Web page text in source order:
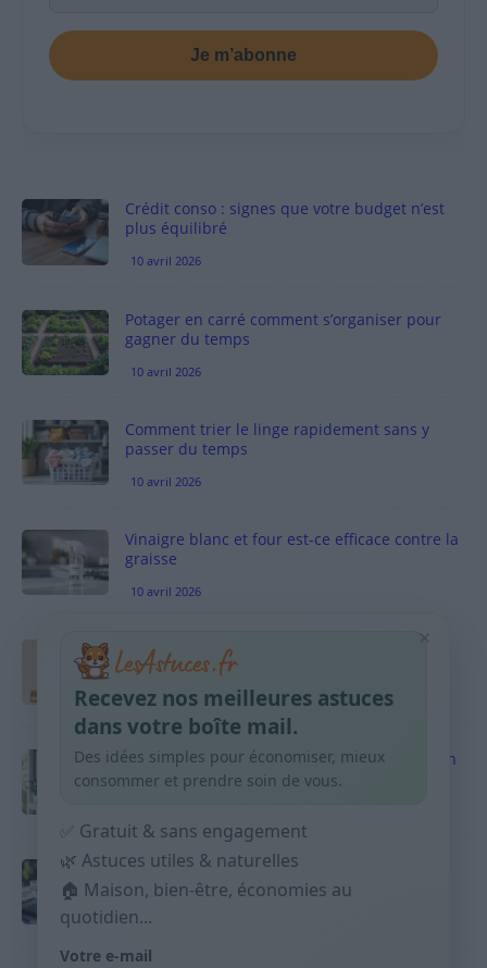
Je m’abonne
Crédit conso : signes que votre budget n’est
plus équilibré
10 avril 2026
Potager en carré comment s’organiser pour
gagner du temps
10 avril 2026
Comment trier le linge rapidement sans y
passer du temps
10 avril 2026
Vinaigre blanc et four est-ce efficace contre la
graisse
10 avril 2026
Taches pigmentaires : routine simple +
habitudes qui aident
9 avril 2026
Produits ménagers : comment économiser en
courses sans acheter 10 sprays
Budget mensuel : méthode rapide pour
répartir son salaire dès le jour de paie
9 avril 2026
×
Recevez nos meilleures astuces
dans votre boîte mail.
Des idées simples pour économiser, mieux
consommer et prendre soin de vous.
✅ Gratuit & sans engagement
🌿 Astuces utiles & naturelles
🏠 Maison, bien-être, économies au
quotidien...
Votre e-mail